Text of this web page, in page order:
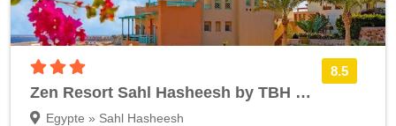
8.5
Zen Resort Sahl Hasheesh by TBH Hotels
Egypte » Sahl Hasheesh